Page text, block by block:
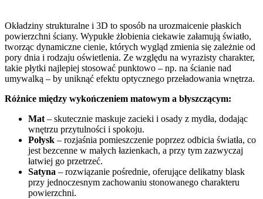
Okładziny strukturalne i 3D to sposób na urozmaicenie płaskich
powierzchni ściany. Wypukłe żłobienia ciekawie załamują światło,
tworząc dynamiczne cienie, których wygląd zmienia się zależnie od
pory dnia i rodzaju oświetlenia. Ze względu na wyrazisty charakter,
takie płytki najlepiej stosować punktowo – np. na ścianie nad
umywalką – by uniknąć efektu optycznego przeładowania wnętrza.
Różnice między wykończeniem matowym a błyszczącym:
Mat – skutecznie maskuje zacieki i osady z mydła, dodając
wnętrzu przytulności i spokoju.
Połysk – rozjaśnia pomieszczenie poprzez odbicia światła, co
jest bezcenne w małych łazienkach, a przy tym zazwyczaj
łatwiej go przetrzeć.
Satyna – rozwiązanie pośrednie, oferujące delikatny blask
przy jednoczesnym zachowaniu stonowanego charakteru
powierzchni.